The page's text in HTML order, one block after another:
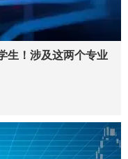
生！涉及这两个专业